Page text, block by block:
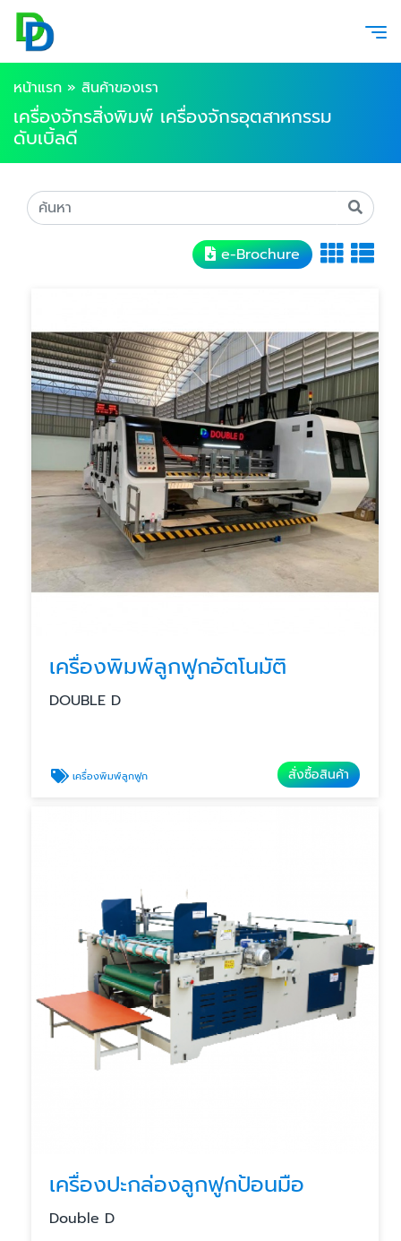
หน้าแรก » สินค้าของเรา
เครื่องจักรสิ่งพิมพ์ เครื่องจักรอุตสาหกรรม
ดับเบิ้ลดี
e-Brochure
เครื่องพิมพ์ลูกฟูกอัตโนมัติ
DOUBLE D
เครื่องพิมพ์ลูกฟูก สั่งซื้อสินค้า
เครื่องปะกล่องลูกฟูกป้อนมือ
Double D